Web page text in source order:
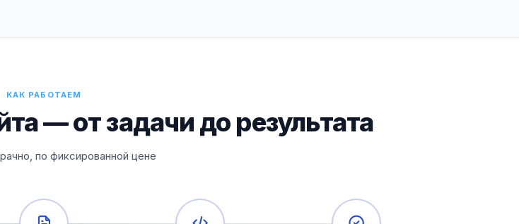
КАК РАБОТАЕМ
— от задачи до результата
по фиксированной цене